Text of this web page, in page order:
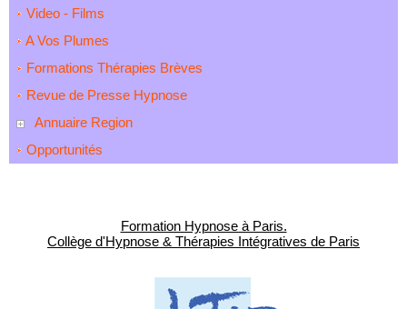
Video - Films
A Vos Plumes
Formations Thérapies Brèves
Revue de Presse Hypnose
Annuaire Region
Opportunités
Formation Hypnose à Paris.
Collège d'Hypnose & Thérapies Intégratives de Paris